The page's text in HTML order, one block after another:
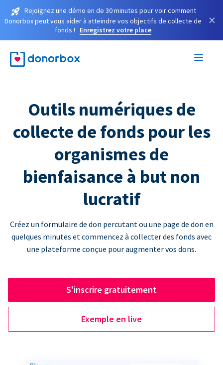
Rejoignez une démo en de 30 minutes pour voir comment
Donorbox peut vous aider à atteindre vos objectifs de collecte de
fonds !
Enregistrez votre place
×
Outils numériques de
collecte de fonds pour les
organismes de
bienfaisance à but non
lucratif
Créez un formulaire de don percutant ou une page de don en
quelques minutes et commencez à collecter des fonds avec
une plateforme conçue pour augmenter vos dons.
S'inscrire gratuitement
Exemple en live